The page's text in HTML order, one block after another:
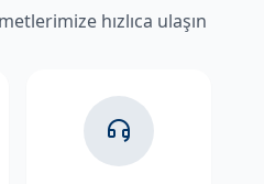
hızlıca ulaşın